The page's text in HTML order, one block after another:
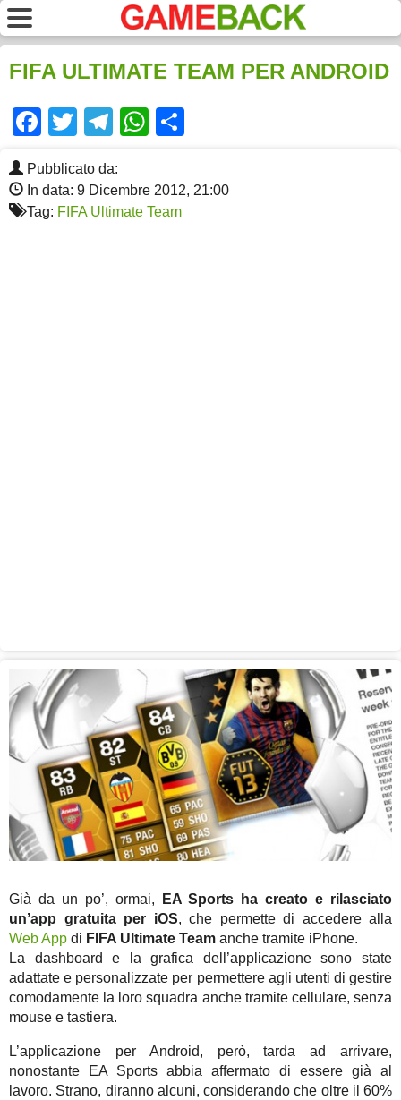
FIFA ULTIMATE TEAM PER ANDROID
Facebook
TwitterTelegram
WhatsApp
Pubblicato da:
In data: 9 Dicembre 2012, 21:00
Tag: FIFA Ultimate Team
Già da un po’, ormai, EA Sports ha creato e rilasciato
un’app gratuita per iOS, che permette di accedere alla
Web App di FIFA Ultimate Team anche tramite iPhone.
La dashboard e la grafica dell’applicazione sono state
adattate e personalizzate per permettere agli utenti di gestire
comodamente la loro squadra anche tramite cellulare, senza
mouse e tastiera.
L’applicazione per Android, però, tarda ad arrivare,
nonostante EA Sports abbia affermato di essere già al
lavoro. Strano, diranno alcuni, considerando che oltre il 60%